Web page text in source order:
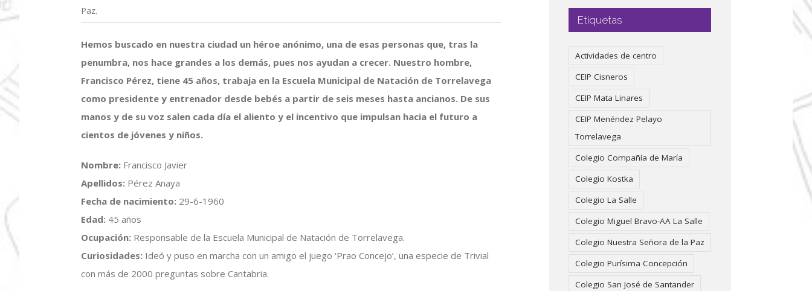
Paz.
Hemos buscado en nuestra ciudad un héroe anónimo, una de esas personas que, tras la
penumbra, nos hace grandes a los demás, pues nos ayudan a crecer. Nuestro hombre,
Francisco Pérez, tiene 45 años, trabaja en la Escuela Municipal de Natación de Torrelavega
como presidente y entrenador desde bebés a partir de seis meses hasta ancianos. De sus
manos y de su voz salen cada día el aliento y el incentivo que impulsan hacia el futuro a
cientos de jóvenes y niños.
Nombre: Francisco Javier
Apellidos: Pérez Anaya
Fecha de nacimiento: 29-6-1960
Edad: 45 años
Ocupación: Responsable de la Escuela Municipal de Natación de Torrelavega.
Curiosidades: Ideó y puso en marcha con un amigo el juego ‘Prao Concejo’, una especie de Trivial
con más de 2000 preguntas sobre Cantabria.
Etiquetas
Actividades de centro
CEIP Cisneros
CEIP Mata Linares
CEIP Menéndez Pelayo
Torrelavega
Colegio Compañía de María
Colegio Kostka
Colegio La Salle
Colegio Miguel Bravo-AA La Salle
Colegio Nuestra Señora de la Paz
Colegio Purísima Concepción
Colegio San José de Santander